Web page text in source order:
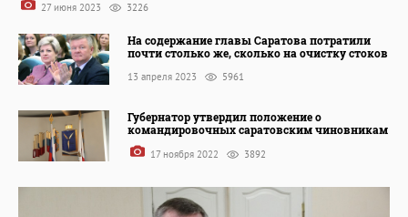
27 июня 2023 3226
На содержание главы Саратова потратили
почти столько же, сколько на очистку стоков
13 апреля 2023 5961
Губернатор утвердил положение о
командировочных саратовским чиновникам
17 ноября 2022 3892